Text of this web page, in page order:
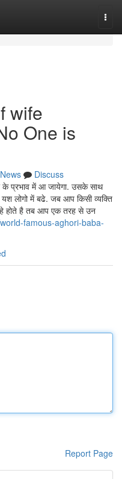
wife
One is
News
Discuss
के प्रभाव में आ जायेगा. उसके साथ
लोगो में बढे. जब आप किसी व्यक्ति
होते है तब आप एक तरह से उन
famous-aghori-baba-
Report Page